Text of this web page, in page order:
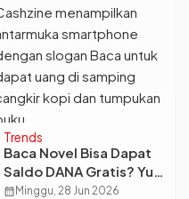
Trends
Baca Novel Bisa Dapat
Saldo DANA Gratis? Yuk,
Kenalan Sama Aplikasi
calendar_month Minggu, 28 Jun 2026